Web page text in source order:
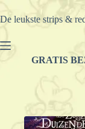
Ga
naar
De leukste strips &
GRATIS